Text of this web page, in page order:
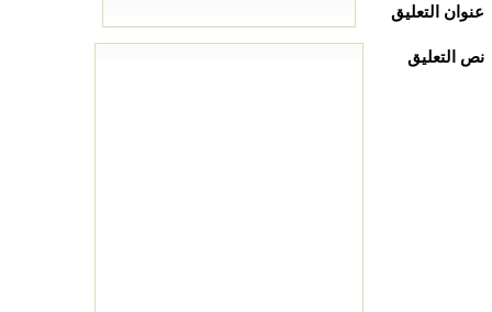
عنوان التعليق
نص التعليق